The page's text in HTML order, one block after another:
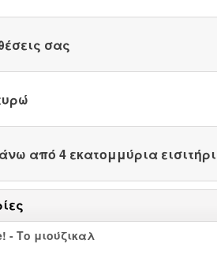
σας
από 4 εκατομμύρια
- Το μιούζικαλ